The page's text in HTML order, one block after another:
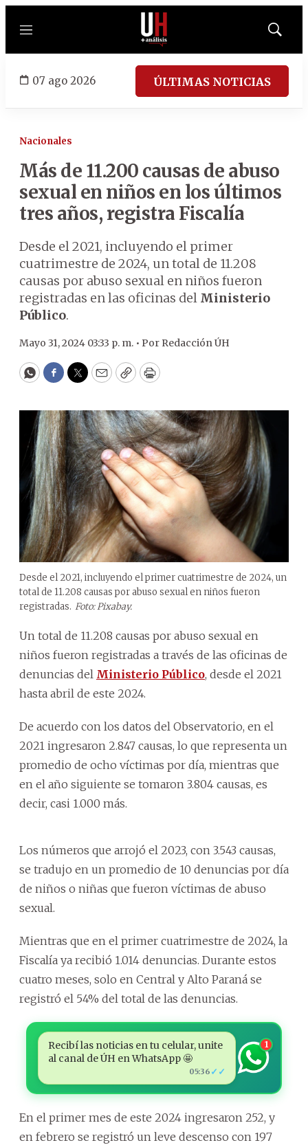
Menú
Mostrar
07 ago 2026 ÚLTIMAS NOTICIAS
Nacionales
Más de 11.200 causas de abuso
sexual en niños en los últimos
tres años, registra Fiscalía
Desde el 2021, incluyendo el primer
cuatrimestre de 2024, un total de 11.208
causas por abuso sexual en niños fueron
registradas en las oficinas del Ministerio
Público.
Mayo 31, 2024 03:33 p. m. • Por Redacción ÚH
WhatsApp
Facebook
Twitter
EmailCopyPrint
Desde el 2021, incluyendo el primer cuatrimestre de 2024, un
total de 11.208 causas por abuso sexual en niños fueron
registradas. Foto: Pixabay.
Un total de 11.208 causas por abuso sexual en
niños fueron registradas a través de las oficinas de
denuncias del Ministerio Público, desde el 2021
hasta abril de este 2024.
De acuerdo con los datos del Observatorio, en el
2021 ingresaron 2.847 causas, lo que representa un
promedio de ocho víctimas por día, mientras que
en el año siguiente se tomaron 3.804 causas, es
decir, casi 1.000 más.
Los números que arrojó el 2023, con 3.543 causas,
se tradujo en un promedio de 10 denuncias por día
de niños o niñas que fueron víctimas de abuso
sexual.
Mientras que en el primer cuatrimestre de 2024, la
Fiscalía ya recibió 1.014 denuncias. Durante estos
cuatro meses, solo en Central y Alto Paraná se
registró el 54% del total de las denuncias.
Recibí las noticias en tu celular, unite
al canal de ÚH en WhatsApp 🤩
05:36 ✓✓
1
En el primer mes de este 2024 ingresaron 252, y
en febrero se registró un leve descenso con 197